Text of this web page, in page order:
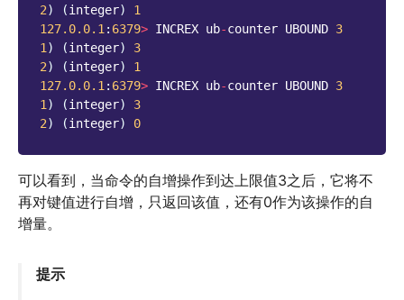
2) (integer)
1
127.0.0.1: 6379> INCREX ub-counter UBOUND 3
1) (integer)
3
2) (integer)
1
127.0.0.1: 6379> INCREX ub-counter UBOUND 3
1) (integer)
3
2) (integer) 0
可以看到，当命令的自增操作到达上限值3之后，它将不
再对键值进行自增，只返回该值，还有0作为该操作的自
增量。
提示